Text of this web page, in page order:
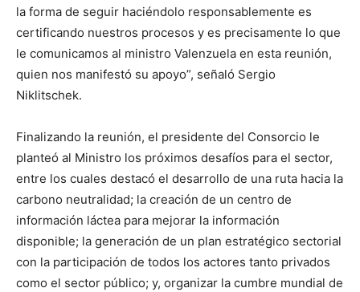
la forma de seguir haciéndolo responsablemente es
certificando nuestros procesos y es precisamente lo que
le comunicamos al ministro Valenzuela en esta reunión,
quien nos manifestó su apoyo”, señaló Sergio
Niklitschek.
Finalizando la reunión, el presidente del Consorcio le
planteó al Ministro los próximos desafíos para el sector,
entre los cuales destacó el desarrollo de una ruta hacia la
carbono neutralidad; la creación de un centro de
información láctea para mejorar la información
disponible; la generación de un plan estratégico sectorial
con la participación de todos los actores tanto privados
como el sector público; y, organizar la cumbre mundial de